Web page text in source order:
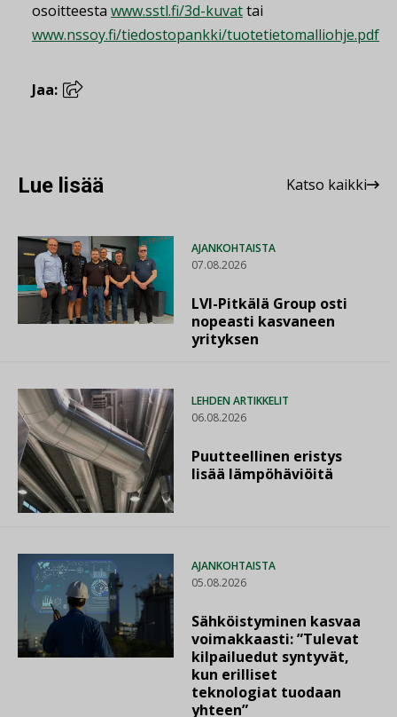
osoitteesta www.sstl.fi/3d-kuvattai
www.nssoy.fi/tiedostopankki/tuotetietomalliohje.pdf
Jaa:
Lue lisää Katso kaikki
AJANKOHTAISTA
07.08.2026
LVI-Pitkälä Group osti
nopeasti kasvaneen
yrityksen
LEHDEN ARTIKKELIT
06.08.2026
Puutteellinen eristys
lisää lämpöhäviöitä
AJANKOHTAISTA
05.08.2026
Sähköistyminen kasvaa
voimakkaasti: ”Tulevat
kilpailuedut syntyvät,
kun erilliset
teknologiat tuodaan
yhteen”